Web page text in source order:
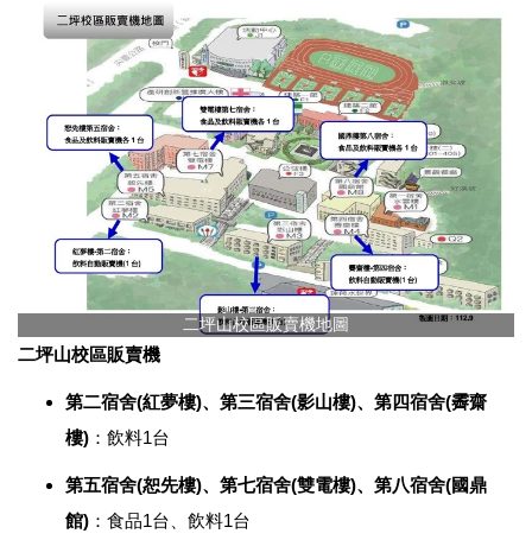
二坪山校區販賣機地圖
二坪山校區販賣機
第二宿舍(紅夢樓)、第三宿舍(影山樓)、第四宿舍(霽齋
樓) ：飲料1台
第五宿舍(恕先樓)、第七宿舍(雙電樓)、第八宿舍(國鼎
館) ：食品1台、飲料1台